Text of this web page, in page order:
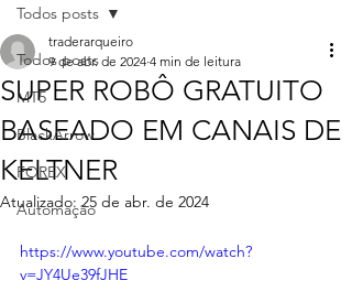
Todos posts
MT5
BlackArrow
FOREX
Automação
Todos posts
SUPER ROBÔ GRATUITO
BASEADO EM CANAIS DE
KELTNER
traderarqueiro
9 de abr. de 2024 4 min de leitura
Atualizado:25 de abr. de 2024
https://www.youtube.com/watch?
v=JY4Ue39fJHE